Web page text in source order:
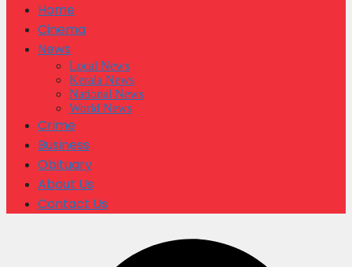
Home
Cinema
News
Local News
Kerala News
National News
World News
Crime
Business
Obituary
About Us
Contact Us